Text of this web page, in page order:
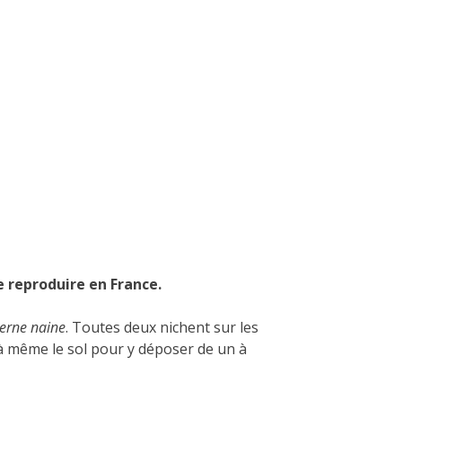
en France.
naine. Toutes deux nichent sur les
le sol pour y déposer de un à